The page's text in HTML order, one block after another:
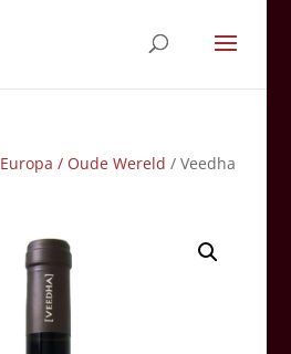
Europa / Oude Wereld / Veedha